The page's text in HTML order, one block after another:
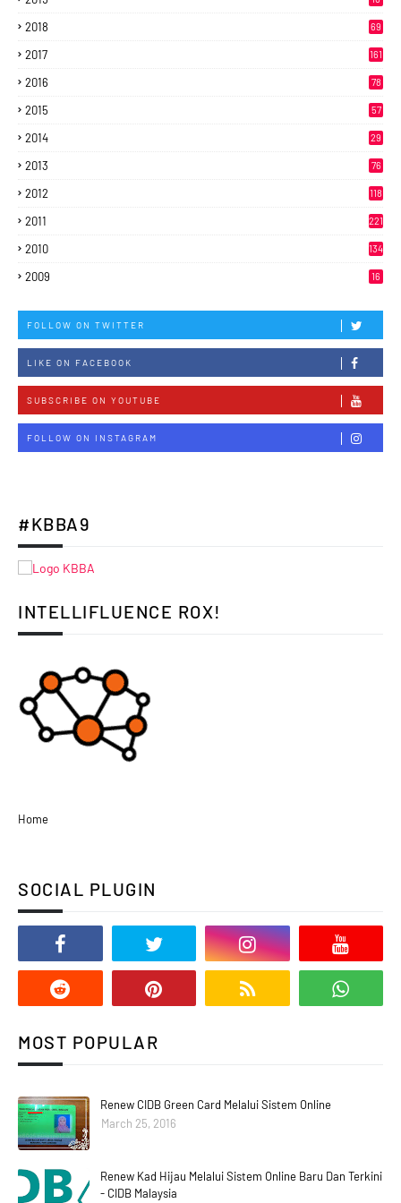
2018 69
2017 161
2016 78
2015 57
2014 29
2013 76
2012 118
2011 221
2010 134
2009 16
FOLLOW ON TWITTER
LIKE ON FACEBOOK
SUBSCRIBE ON YOUTUBE
FOLLOW ON INSTAGRAM
#KBBA9
INTELLIFLUENCE ROX!
Home
SOCIAL PLUGIN
MOST POPULAR
Renew CIDB Green Card Melalui Sistem Online
March 25, 2016
Renew Kad Hijau Melalui Sistem Online Baru Dan Terkini
- CIDB Malaysia